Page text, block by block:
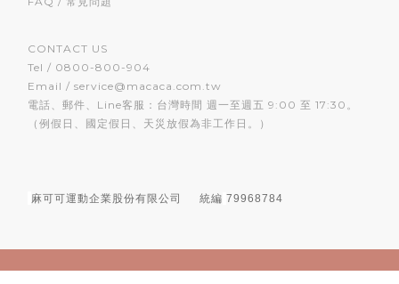
CONTACT US
Tel / 0800-800-904
Email / service@macaca.com.tw
電話、郵件、Line客服：台灣時間 週一至週五 9:00 至 17:30。
（例假日、國定假日、天災放假為非工作日。）
麻可可運動企業股份有限公司 統編 79968784